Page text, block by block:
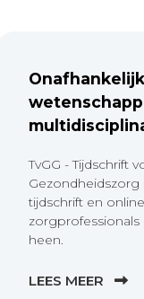
TvGG - Tijdschrift
tijdschrift en
heen.
LEES MEER